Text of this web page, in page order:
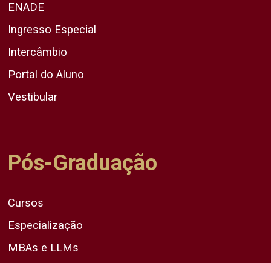
ENADE
Ingresso Especial
Intercâmbio
Portal do Aluno
Vestibular
Pós-Graduação
Cursos
Especialização
MBAs e LLMs